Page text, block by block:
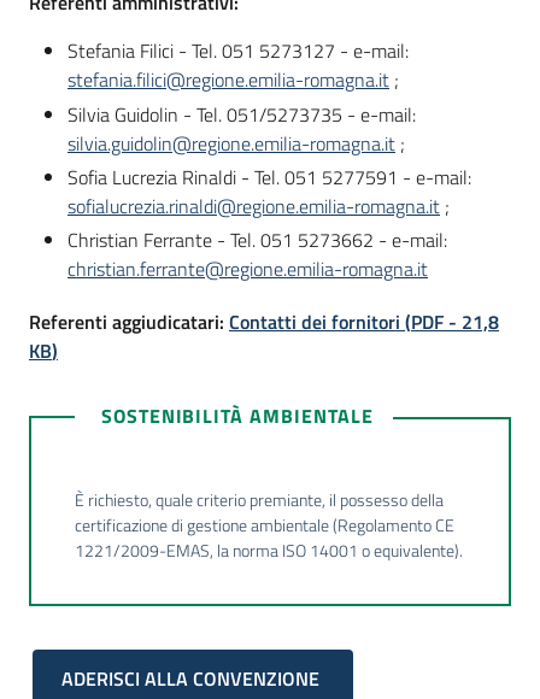
Stefania Filici - Tel. 051 5273127 - e-mail:
stefania.filici@regione.emilia-romagna.it ;
Silvia Guidolin - Tel. 051/5273735 - e-mail:
silvia.guidolin@regione.emilia-romagna.it ;
Sofia Lucrezia Rinaldi - Tel. 051 5277591 - e-mail:
sofialucrezia.rinaldi@regione.emilia-romagna.it ;
Christian Ferrante - Tel. 051 5273662 - e-mail:
christian.ferrante@regione.emilia-romagna.it
Referenti aggiudicatari: Contatti dei fornitori (PDF - 21,8
KB)
SOSTENIBILITÀ AMBIENTALE
È richiesto, quale criterio premiante, il possesso della
certificazione di gestione ambientale (Regolamento CE
1221/2009-EMAS, la norma ISO 14001 o equivalente).
ADERISCI ALLA CONVENZIONE